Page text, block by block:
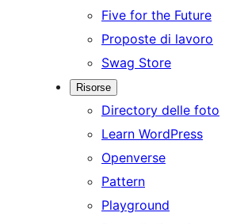
Five for the Future
Proposte di lavoro
Swag Store
Risorse
Directory delle foto
Learn WordPress
Openverse
Pattern
Playground